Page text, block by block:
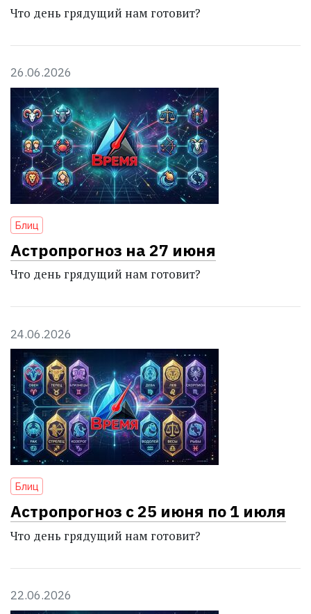
Что день грядущий нам готовит?
26.06.2026
Блиц
Астропрогноз на 27 июня
Что день грядущий нам готовит?
24.06.2026
Блиц
Астропрогноз с 25 июня по 1 июля
Что день грядущий нам готовит?
22.06.2026